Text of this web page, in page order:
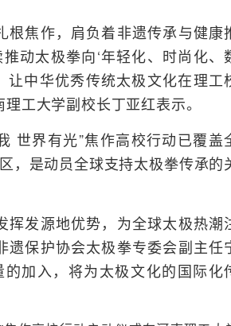
焦作，肩负着非遗传承与健康
动太极拳向‘年轻化、时尚化、
让中华优秀传统太极文化在理工
工大学副校长丁亚红表示。
界有光”焦作高校行动已覆盖
，是动员全球支持太极拳传承的
发源地优势，为全球太极热潮
遗保护协会太极拳专委会副主任
加入，将为太极文化的国际化